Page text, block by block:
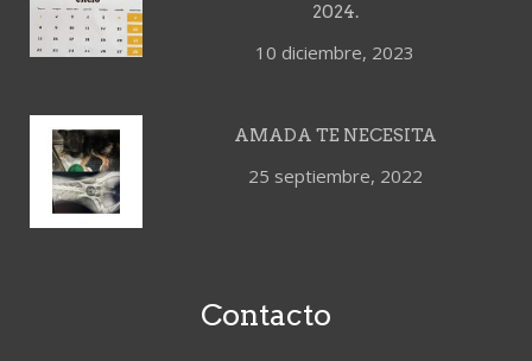
2024.
10 diciembre, 2023
AMADA TE NECESITA
25 septiembre, 2022
Contacto